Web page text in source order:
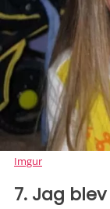
Imgur
7. Jag